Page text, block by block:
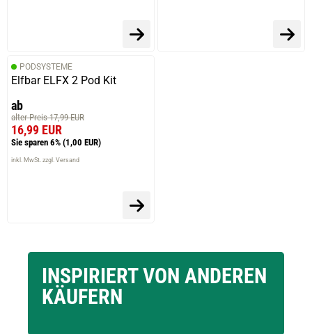
PODSYSTEME
Elfbar ELFX 2 Pod Kit
ab
alter Preis 17,99 EUR
16,99 EUR
Sie sparen 6% (1,00 EUR)
inkl. MwSt. zzgl. Versand
INSPIRIERT VON ANDEREN
KÄUFERN